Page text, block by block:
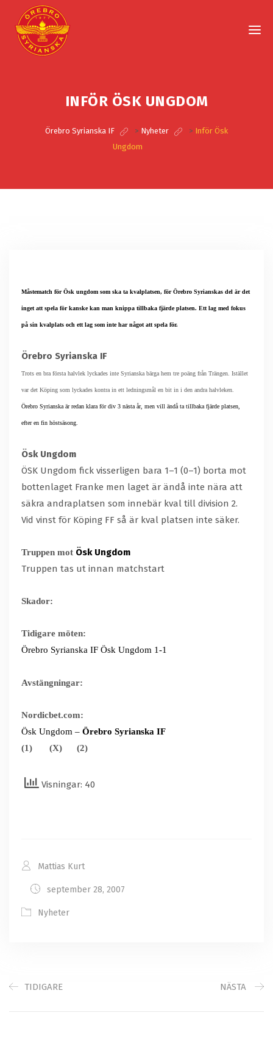
INFÖR ÖSK UNGDOM
Örebro Syrianska IF > Nyheter > Inför Ösk
Ungdom
Måstematch för Ösk ungdom som ska ta kvalplatsen, för Örebro Syrianskas del är det
inget att spela för kanske kan man knippa tillbaka fjärde platsen. Ett lag med fokus
på sin kvalplats och ett lag som inte har något att spela för.
Örebro Syrianska IF
Trots en bra första halvlek lyckades inte Syrianska bärga hem tre poäng från Trängen. Istället
var det Köping som lyckades kontra in ett ledningsmål en bit in i den andra halvleken.
Örebro Syrianska är redan klara för div 3 nästa år, men vill ändå ta tillbaka fjärde platsen,
efter en fin höstsäsong.
Ösk Ungdom
ÖSK Ungdom fick visserligen bara 1–1 (0–1) borta mot
bottenlaget Franke men laget är ändå inte nära att
säkra andraplatsen som innebär kval till division 2.
Vid vinst för Köping FF så är kval platsen inte säker.
Truppen mot Ösk Ungdom
Truppen tas ut innan matchstart
Skador:
Tidigare möten:
Örebro Syrianska IF Ösk Ungdom 1-1
Avstängningar:
Nordicbet.com:
Ösk Ungdom – Örebro Syrianska IF
(1)
(X) (2)
Visningar: 40
Mattias Kurt
september 28, 2007
Nyheter
TIDIGARE NÄSTA